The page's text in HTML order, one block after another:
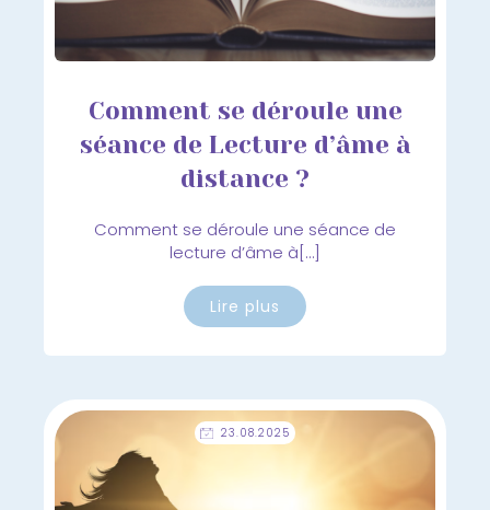
Comment se déroule une
séance de Lecture d’âme à
distance ?
Comment se déroule une séance de
lecture d’âme à[…]
Lire plus
23.08.2025